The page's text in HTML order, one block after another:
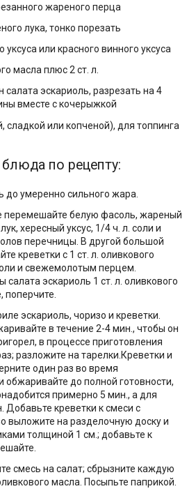
жареного перца
лука, тонко порезать
уксуса или красного винного уксуса
масла плюс 2 ст. л.
салата эскариоль, разрезать на 4
вместе с кочерыжкой
сладкой или копченой), для топпинга
по рецепту:
до умеренно сильного жара.
перемешайте белую фасоль, жареный
хересный уксус, 1/4 ч. л. соли и
перечницы. В другой большой
креветки с 1 ст. л. оливкового
и свежемолотым перцем.
салата эскариоль 1 ст. л. оливкового
поперчите.
эскариоль, чоризо и креветки.
в течение 2-4 мин., чтобы он
в процессе приготовления
разложите на тарелки.Креветки и
один раз во время
обжаривайте до полной готовности,
примерно 5 мин., а для
Добавьте креветки к смеси с
выложите на разделочную доску и
толщиной 1 см.; добавьте к
смесь на салат; сбрызните каждую
масла. Посыпьте паприкой.